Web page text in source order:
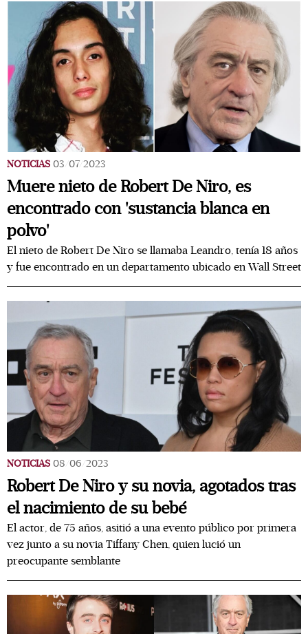
NOTICIAS 03/07/2023
Muere nieto de Robert De Niro, es
encontrado con 'sustancia blanca en
polvo'
El nieto de Robert De Niro se llamaba Leandro, tenía 18 años
y fue encontrado en un departamento ubicado en Wall Street
NOTICIAS 08/06/2023
Robert De Niro y su novia, agotados tras
el nacimiento de su bebé
El actor, de 75 años, asitió a una evento público por primera
vez junto a su novia Tiffany Chen, quien lució un
preocupante semblante